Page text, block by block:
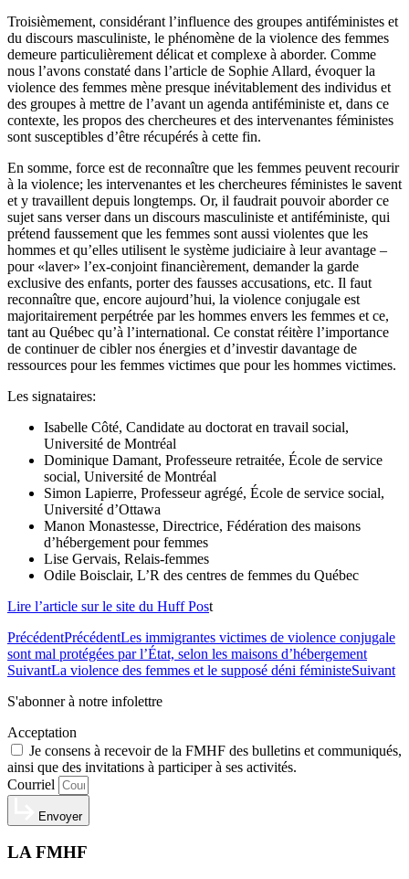
Troisièmement, considérant l’influence des groupes antiféministes et
du discours masculiniste, le phénomène de la violence des femmes
demeure particulièrement délicat et complexe à aborder. Comme
nous l’avons constaté dans l’article de Sophie Allard, évoquer la
violence des femmes mène presque inévitablement des individus et
des groupes à mettre de l’avant un agenda antiféministe et, dans ce
contexte, les propos des chercheures et des intervenantes féministes
sont susceptibles d’être récupérés à cette fin.
En somme, force est de reconnaître que les femmes peuvent recourir
à la violence; les intervenantes et les chercheures féministes le savent
et y travaillent depuis longtemps. Or, il faudrait pouvoir aborder ce
sujet sans verser dans un discours masculiniste et antiféministe, qui
prétend faussement que les femmes sont aussi violentes que les
hommes et qu’elles utilisent le système judiciaire à leur avantage –
pour «laver» l’ex-conjoint financièrement, demander la garde
exclusive des enfants, porter des fausses accusations, etc. Il faut
reconnaître que, encore aujourd’hui, la violence conjugale est
majoritairement perpétrée par les hommes envers les femmes et ce,
tant au Québec qu’à l’international. Ce constat réitère l’importance
de continuer de cibler nos énergies et d’investir davantage de
ressources pour les femmes victimes que pour les hommes victimes.
Les signataires:
Isabelle Côté, Candidate au doctorat en travail social,
Université de Montréal
Dominique Damant, Professeure retraitée, École de service
social, Université de Montréal
Simon Lapierre, Professeur agrégé, École de service social,
Université d’Ottawa
Manon Monastesse, Directrice, Fédération des maisons
d’hébergement pour femmes
Lise Gervais, Relais-femmes
Odile Boisclair, L’R des centres de femmes du Québec
Lire l’article sur le site du Huff Post
PrécédentPrécédentLes immigrantes victimes de violence conjugale
sont mal protégées par l’État, selon les maisons d’hébergement
SuivantLa violence des femmes et le supposé déni féministeSuivant
S'abonner à notre infolettre
Acceptation
Je consens à recevoir de la FMHF des bulletins et communiqués,
ainsi que des invitations à participer à ses activités.
Courriel
Envoyer
LA FMHF